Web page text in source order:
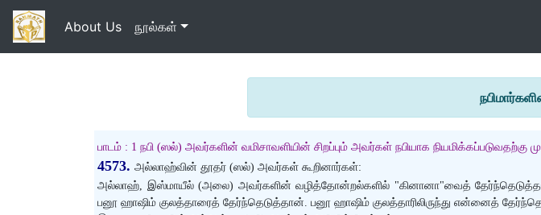
About Us நூல்கள்
பாடம் : 1 நபி (ஸல்) அவர்களின் வமிசாவளியின் சிறப்பும் அவர்கள் நபியாக
4573. அல்லாஹ்வின் தூதர் (ஸல்) அவர்கள் கூறினார்கள்:
அல்லாஹ், இஸ்மாயீல் (அலை) அவர்களின் வழித்தோன்றல்களில் "கினானா"வைத்
பனூ ஹாஷிம் குலத்தாரைத் தேர்ந்தெடுத்தான். பனூ ஹாஷிம் குலத்தாரிலிருந்து என்னைத்